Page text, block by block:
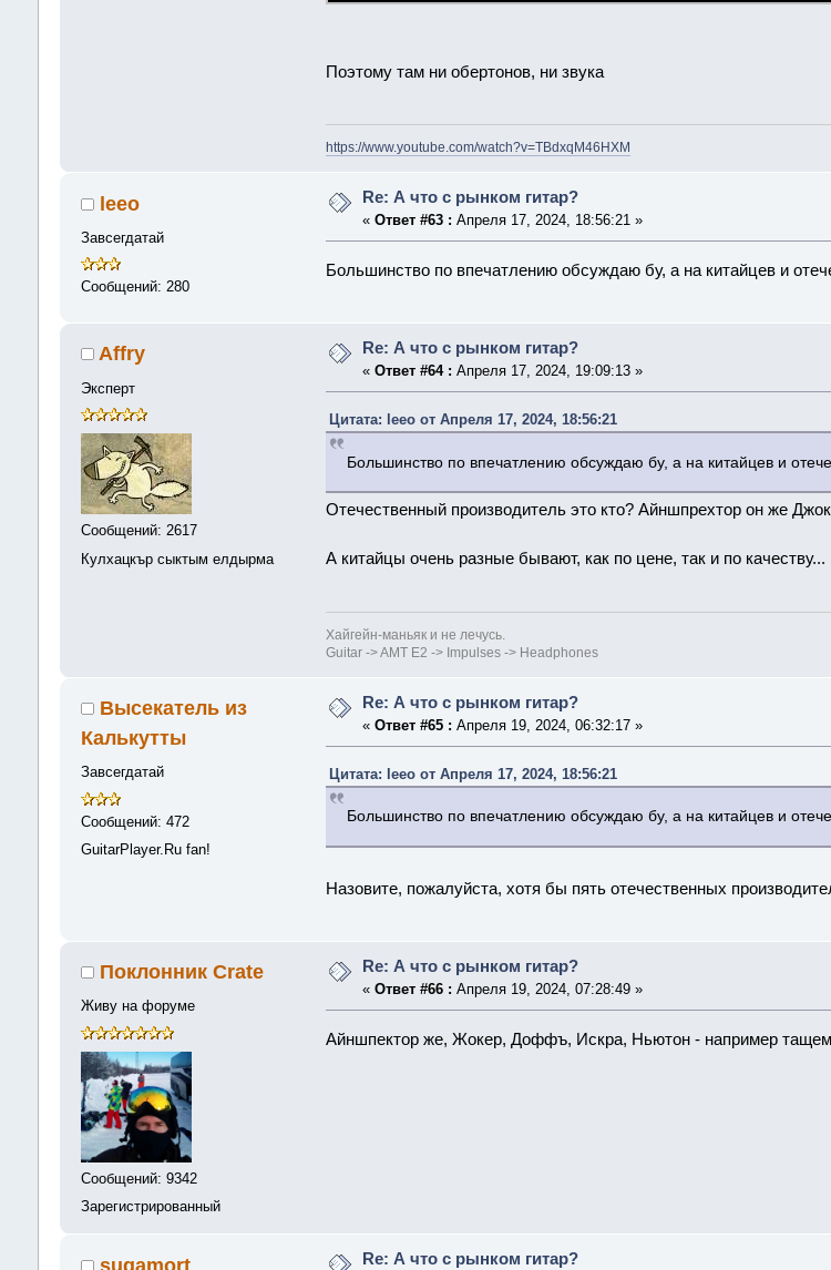
Поэтому там ни обертонов, ни звука
https://www.youtube.com/watch?v=TBdxqM46HXM
leeo
Завсегдатай
Сообщений: 280
Re: А что с рынком гитар?
«Ответ #63 : Апреля 17, 2024, 18:56:21 »
Большинство по впечатлению обсуждаю бу, а на китайцев и
Affry
Эксперт
Сообщений: 2617
Кулхацкър сыктым елдырма
Re: А что с рынком гитар?
«Ответ #64 : Апреля 17, 2024, 19:09:13 »
Цитата: leeo от Апреля 17, 2024, 18:56:21
Большинство по впечатлению обсуждаю бу, а на китайцев и
Отечественный производитель это кто? Айншпрехтор он же
А китайцы очень разные бывают, как по цене, так и по качеству...
Хайгейн-маньяк и не лечусь.
Guitar -> AMT E2 -> Impulses -> Headphones
Высекатель из
Калькутты
Завсегдатай
Сообщений: 472
GuitarPlayer.Ru fan!
Re: А что с рынком гитар?
«Ответ #65 : Апреля 19, 2024, 06:32:17 »
Цитата: leeo от Апреля 17, 2024, 18:56:21
Большинство по впечатлению обсуждаю бу, а на китайцев и
Назовите, пожалуйста, хотя бы пять отечественных
Поклонник Crate
Живу на форуме
Сообщений: 9342
Зарегистрированный
Re: А что с рынком гитар?
«Ответ #66 : Апреля 19, 2024, 07:28:49 »
Айншпектор же, Жокер, Доффъ, Искра, Ньютон - например
sugamort Re: А что с рынком гитар?